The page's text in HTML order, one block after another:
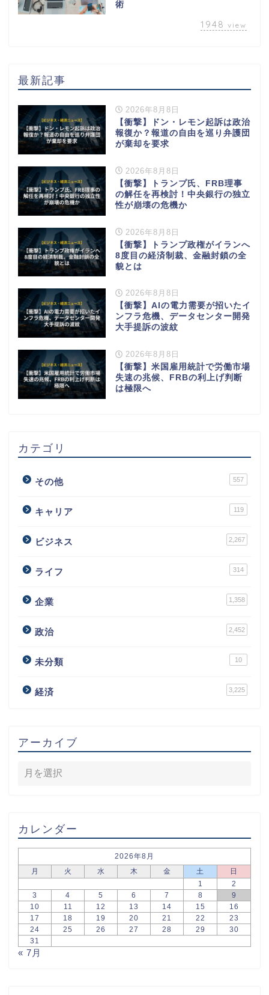
術
1948 view
最新記事
2026年8月8日
【衝撃】ドン・レモン起訴は政治
報復か？報道の自由を巡り弁護団
が棄却を要求
2026年8月8日
【衝撃】トランプ氏、FRB理事
の解任を再検討！中央銀行の独立
性が崩壊の危機か
2026年8月8日
【衝撃】トランプ政権がイランへ
8度目の経済制裁、金融封鎖の全
貌とは
2026年8月8日
【衝撃】AIの電力需要が招いたイ
ンフラ危機、データセンター開発
大手提訴の波紋
2026年8月8日
【衝撃】米国雇用統計で労働市場
失速の兆候、FRBの利上げ判断
は極限へ
カテゴリ
その他 557
キャリア 119
ビジネス 2,267
ライフ 314
企業 1,358
政治 2,452
未分類 10
経済 3,225
アーカイブ
カレンダー
2026年8月
月
火 水 木 金 土
日
1
2
3
4 5 6 7 8
9
10
11 12 13 14 15
16
17
18 19 20 21 22
23
24
25 26 27 28 29
30
31
« 7月